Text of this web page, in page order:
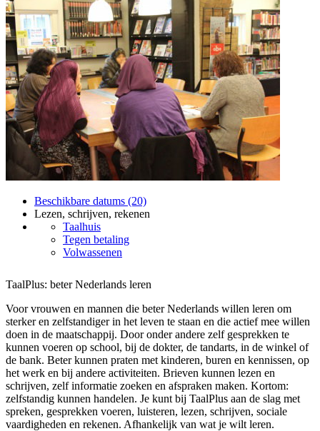
Beschikbare datums (20)
Lezen, schrijven, rekenen
Taalhuis
Tegen betaling
Volwassenen
TaalPlus: beter Nederlands leren
Voor vrouwen en mannen die beter Nederlands willen leren om
sterker en zelfstandiger in het leven te staan en die actief mee willen
doen in de maatschappij. Door onder andere zelf gesprekken te
kunnen voeren op school, bij de dokter, de tandarts, in de winkel of
de bank. Beter kunnen praten met kinderen, buren en kennissen, op
het werk en bij andere activiteiten. Brieven kunnen lezen en
schrijven, zelf informatie zoeken en afspraken maken. Kortom:
zelfstandig kunnen handelen. Je kunt bij TaalPlus aan de slag met
spreken, gesprekken voeren, luisteren, lezen, schrijven, sociale
vaardigheden en rekenen. Afhankelijk van wat je wilt leren.